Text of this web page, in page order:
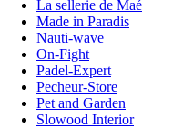
La sellerie de Maé
Made in Paradis
Nauti-wave
On-Fight
Padel-Expert
Pecheur-Store
Pet and Garden
Slowood Interior